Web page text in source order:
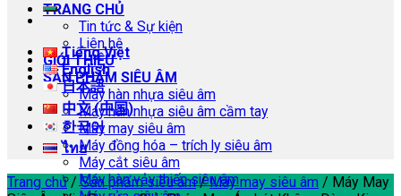
TRANG CHỦ
Tin tức & Sự kiện
Liên hệ
GIỚI THIỆU
SẢN PHẨM SIÊU ÂM
Máy hàn nhựa siêu âm
Máy hàn nhựa siêu âm cầm tay
Máy may siêu âm
Máy đồng hóa – trích ly siêu âm
Máy cắt siêu âm
Máy hàn vảy thiếc siêu âm
Tiếng Việt
English
日本語
中文 (中国)
한국어
ไทย
Trang chủ / Sản phẩm siêu âm / Máy may siêu âm / Máy May